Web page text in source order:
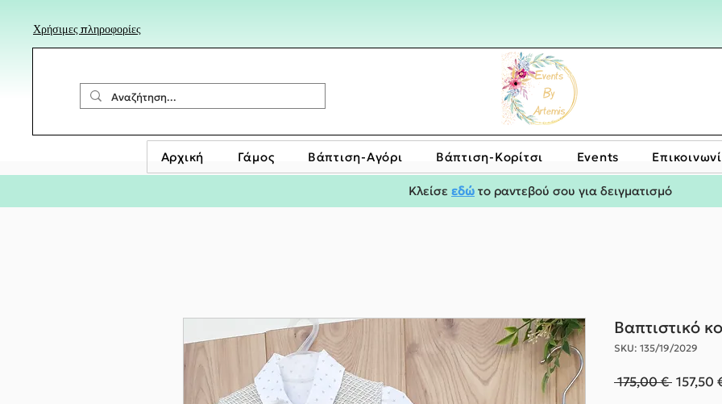
Χρήσιμες πληροφορίες
Αρχική Γάμος Βάπτιση-Αγόρι Bάπτιση-Κορίτσι Events
Κλείσε εδώ το ραντεβού σου για δειγματισμό
Βαπτιστικό
SKU: 135/19/2029
175,00 € 157,50